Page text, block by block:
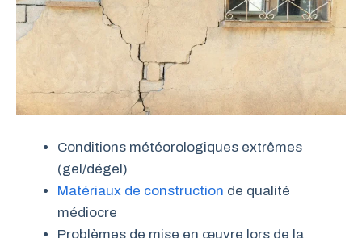
Conditions météorologiques extrêmes
(gel/dégel)
Matériaux de construction de qualité
médiocre
Problèmes de mise en œuvre lors de la